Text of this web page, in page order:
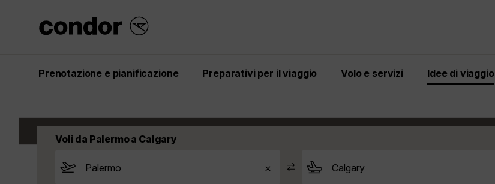
Prenotazione e pianificazione Preparativi per il viaggio Volo e servizi Idee di viaggio
Voli da Palermo a Calgary